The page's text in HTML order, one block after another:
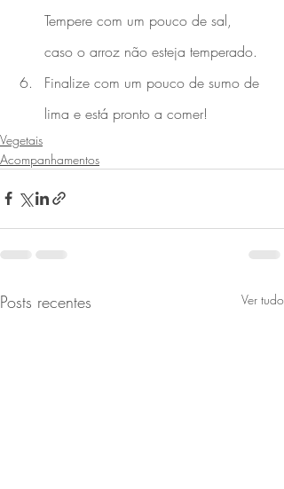
Tempere com um pouco de sal,
caso o arroz não esteja temperado.
Finalize com um pouco de sumo de
lima e está pronto a comer!
Vegetais
Acompanhamentos
Posts recentes Ver tudo